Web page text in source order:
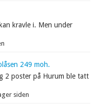
kravle i. Men under
249 moh.
2 poster på Hurum ble tatt
siden